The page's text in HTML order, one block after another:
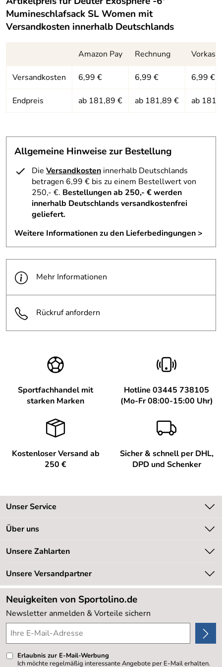
Mumineschlafsack SL Women mit
Versandkosten innerhalb Deutschlands
Amazon Pay Rechnung
Versandkosten 6,99 € 6,99 € 6,99 €
Endpreis ab 181,89 € ab 181,89 € ab
Allgemeine Hinweise zur Bestellung
Die Versandkosten innerhalb Deutschlands
betragen 6,99 € bis zu einem Bestellwert von
250,- €. Bestellungen ab 250,- € werden
innerhalb Deutschlands versandkostenfrei
geliefert.
Weitere Informationen zu den Lieferbedingungen >
Mehr Informationen
Rückruf anfordern
Sportfachhandel mit
starken Marken
Hotline 03445 738105
(Mo-Fr 08:00-15:00 Uhr)
Kostenloser Versand ab
250 €
Sicher & schnell per DHL,
DPD und Schenker
Unser Service
Kontakt
Newsletter
Retourenabwicklung
Lieferbedingungen
Kundenlogin
Über uns
Unsere Bestseller
Neu
Sale %
Kundenbewertungen (20.178)
4,8/5*****
Unsere Zahlarten
Unsere Versandpartner
Neuigkeiten von Sportolino.de
Newsletter anmelden & Vorteile sichern
Erlaubnis zur E-Mail-Werbung
Ich möchte regelmäßig interessante Angebote per E-Mail erhalten.